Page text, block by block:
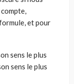
et pour
sens le plus
sens le plus